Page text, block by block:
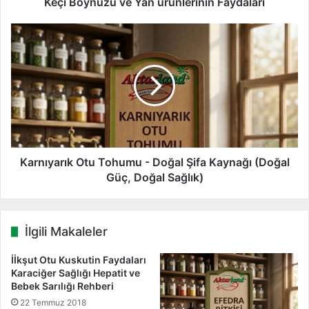
i
r
n
i
z
v
e
Y
a
n
ü
r
ü
n
F
a
y
d
K
a
ı
y
a
r
ı
u
m
u
-
Karnıyarık Otu Tohumu - Doğal Şifa Kaynağı (Doğal
Güç, Doğal Sağlık)
İlgili Makaleler
İİkşut Otu Kuskutin Faydaları
Karaciğer Sağlığı Hepatit ve
Bebek Sarılığı Rehberi
22 Temmuz 2018